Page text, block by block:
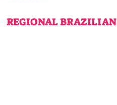
REGIONAL BRAZILIAN